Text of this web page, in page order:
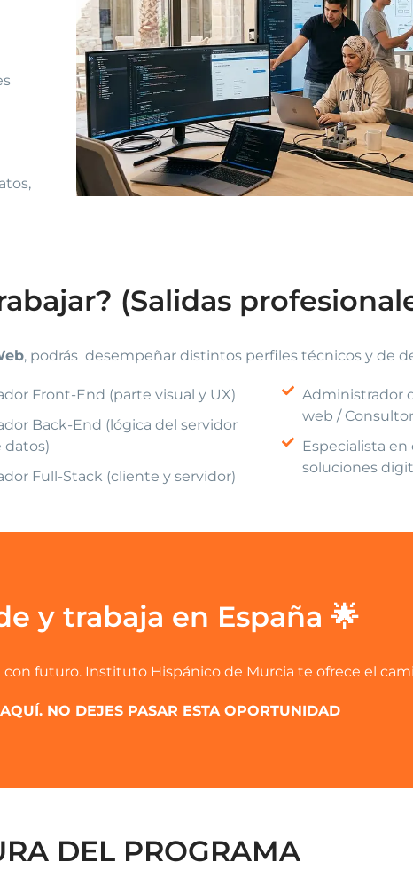
(Salidas
, podrás desempeñar distintos perfiles técnicos y de
Front-End (parte visual y UX)
Back-End (lógica del servidor
datos)
Full-Stack (cliente y servidor)
Administrador
web /
Especialista
soluciones
y trabaja en España 🌟
futuro. Instituto Hispánico de Murcia te ofrece el
NO DEJES PASAR ESTA OPORTUNIDAD
DEL PROGRAMA